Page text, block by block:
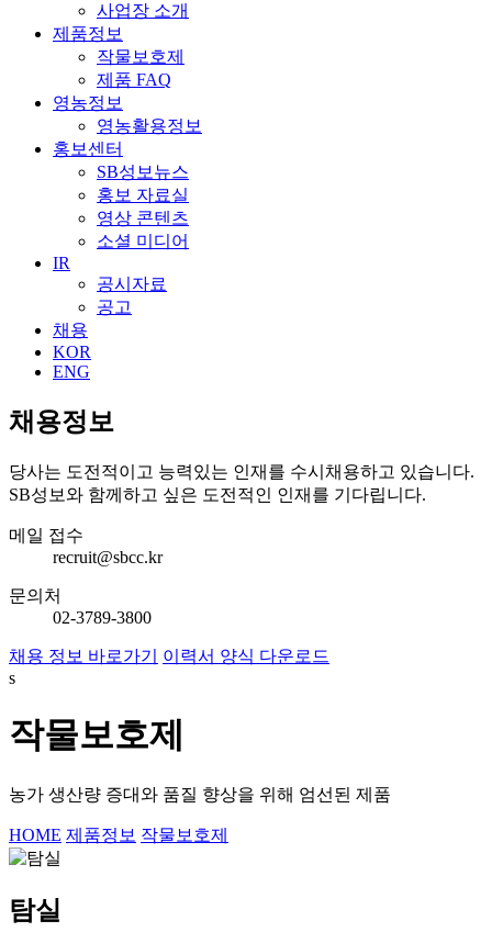
사업장 소개
제품정보
작물보호제
제품 FAQ
영농정보
영농활용정보
홍보센터
SB성보뉴스
홍보 자료실
영상 콘텐츠
소셜 미디어
IR
공시자료
공고
채용
KOR
ENG
채용정보
당사는 도전적이고 능력있는 인재를 수시채용하고 있습니다.
SB성보와 함께하고 싶은 도전적인 인재를 기다립니다.
메일 접수
recruit@sbcc.kr
문의처
02-3789-3800
채용 정보 바로가기
이력서 양식 다운로드
s
작물보호제
농가 생산량 증대와 품질 향상을 위해 엄선된 제품
HOME 제품정보 작물보호제
탐실